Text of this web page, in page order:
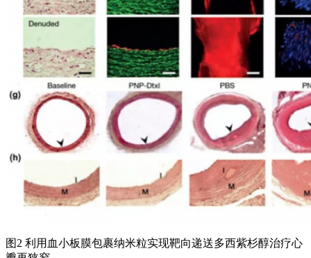
图2 利用血小板膜包裹纳米粒实现靶向递送多西紫杉醇治疗心